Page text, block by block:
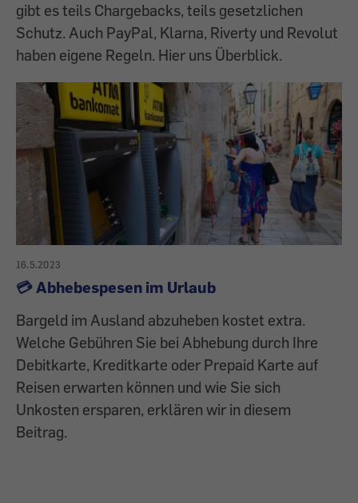
gibt es teils Chargebacks, teils gesetzlichen
Schutz. Auch PayPal, Klarna, Riverty und Revolut
haben eigene Regeln. Hier uns Überblick.
16.5.2023
💳 Abhebespesen im Urlaub
Bargeld im Ausland abzuheben kostet extra.
Welche Gebühren Sie bei Abhebung durch Ihre
Debitkarte, Kreditkarte oder Prepaid Karte auf
Reisen erwarten können und wie Sie sich
Unkosten ersparen, erklären wir in diesem
Beitrag.